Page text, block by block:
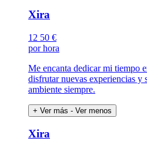
Xira
12 50 €
por hora
Me encanta dedicar mi tiempo
disfrutar nuevas experiencias y
ambiente siempre.
+ Ver más - Ver menos
Xira